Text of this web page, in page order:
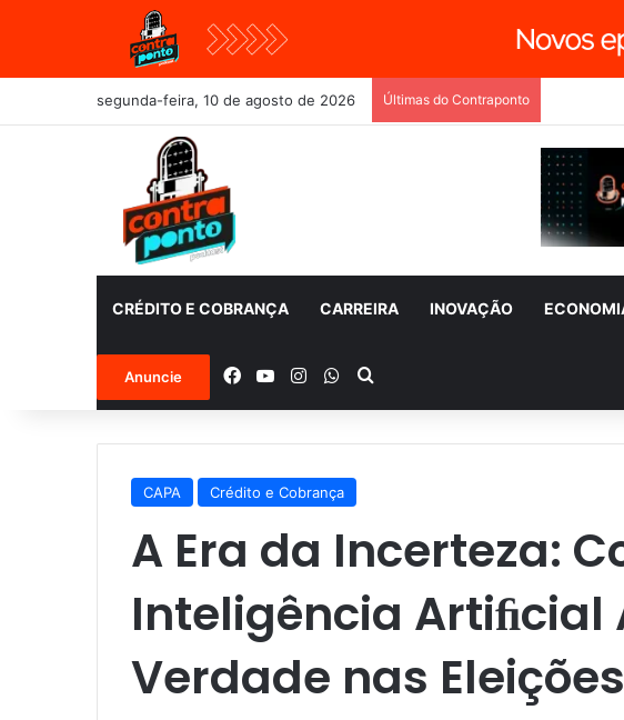
segunda-feira, 10 de agosto de 2026 Últimas do Contraponto
CRÉDITO E COBRANÇA CARREIRA INOVAÇÃO
Anuncie Facebook
YouTubeInstagramWhatsApp
Procurar por
CAPA Crédito e Cobrança
A Era da Incerteza:
Inteligência Artiﬁcial
Verdade nas Eleições